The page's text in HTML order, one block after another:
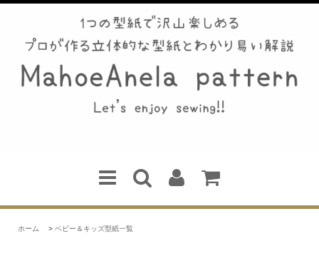
ホーム > ベビー＆キッズ型紙一覧